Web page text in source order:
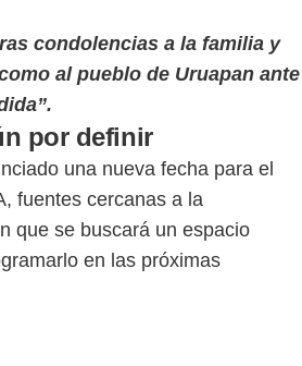
condolencias a la familia y
al pueblo de Uruapan ante
por definir
una nueva fecha para el
fuentes cercanas a la
que se buscará un espacio
en las próximas